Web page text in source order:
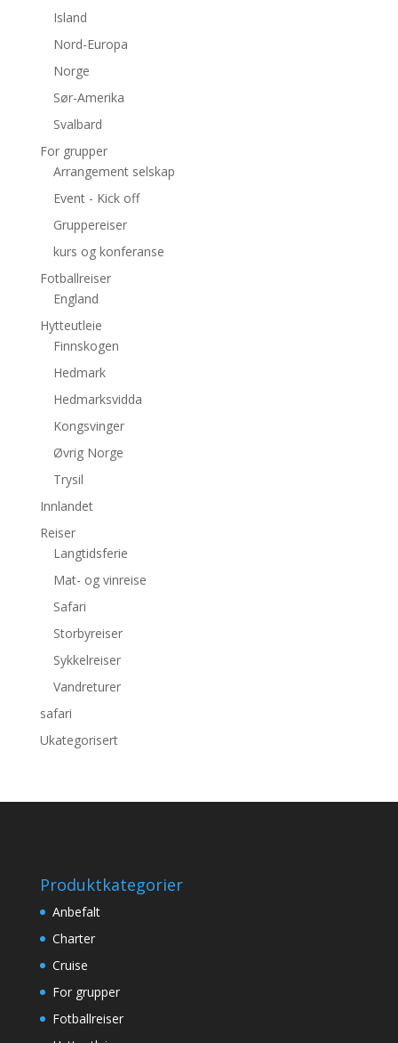
Island
Nord-Europa
Norge
Sør-Amerika
Svalbard
For grupper
Arrangement selskap
Event - Kick off
Gruppereiser
kurs og konferanse
Fotballreiser
England
Hytteutleie
Finnskogen
Hedmark
Hedmarksvidda
Kongsvinger
Øvrig Norge
Trysil
Innlandet
Reiser
Langtidsferie
Mat- og vinreise
Safari
Storbyreiser
Sykkelreiser
Vandreturer
safari
Ukategorisert
Produktkategorier
Anbefalt
Charter
Cruise
For grupper
Fotballreiser